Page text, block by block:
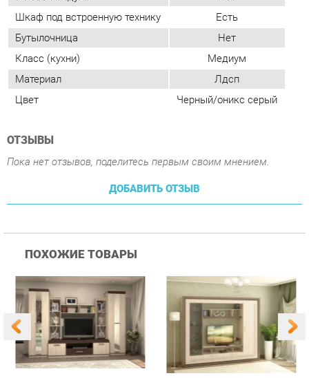
Цвет
Черный/оникс серый
ОТЗЫВЫ
Пока нет отзывов, поделитесь первым своим мнением.
ДОБАВИТЬ ОТЗЫВ
ПОХОЖИЕ ТОВАРЫ
Купить
Гостиная Стиль
Атлантида-2 Венге-дуб
Белфорд
25 190 ₽ Купить
Симфония 7.10
55 390 ₽
info@office-ekb.ru +7 (343) 383-35-98